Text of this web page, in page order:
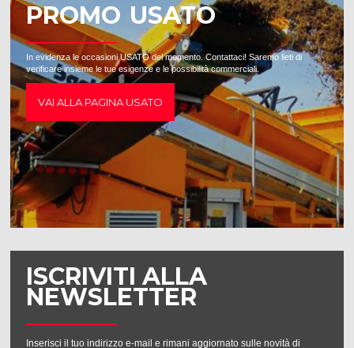
PROMO USATO
In evidenza le occasioni USATO del momento. Contattaci! Saremo lieti di
verificare insieme le tue esigenze e le possibilità commerciali.
VAI ALLA PAGINA USATO
ISCRIVITI ALLA
NEWSLETTER
Inserisci il tuo indirizzo e-mail e rimani aggiornato sulle novità di